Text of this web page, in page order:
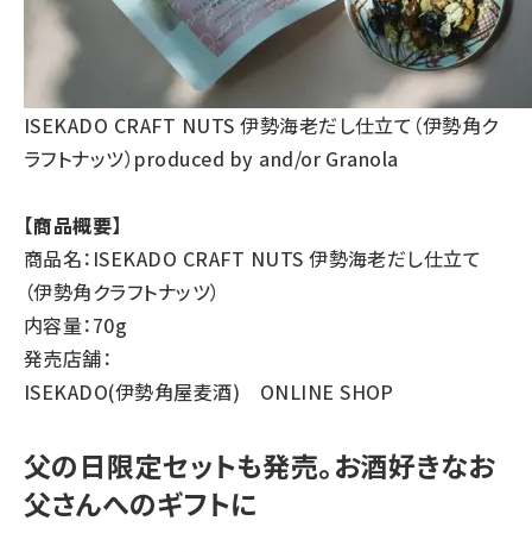
ISEKADO CRAFT NUTS 伊勢海老だし仕立て（伊勢角ク
ラフトナッツ）produced by and/or Granola
【商品概要】
商品名：ISEKADO CRAFT NUTS 伊勢海老だし仕立て
（伊勢角クラフトナッツ）
内容量：70g
発売店舗：
ISEKADO(伊勢角屋麦酒) ONLINE SHOP
父の日限定セットも発売。お酒好きなお
父さんへのギフトに